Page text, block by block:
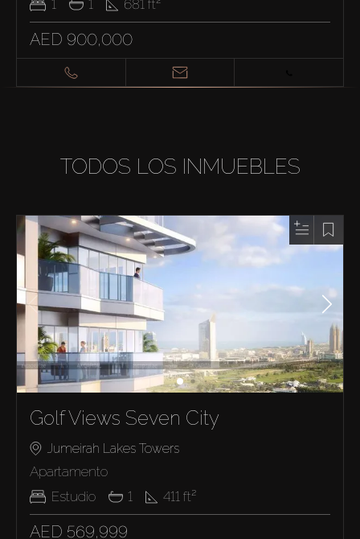
1
1 681 ft²
AED 900,000
TODOS LOS INMUEBLES
Golf Views Seven City
Jumeirah Lakes Towers
Apartamento
Estudio
1 411 ft²
AED 569,999